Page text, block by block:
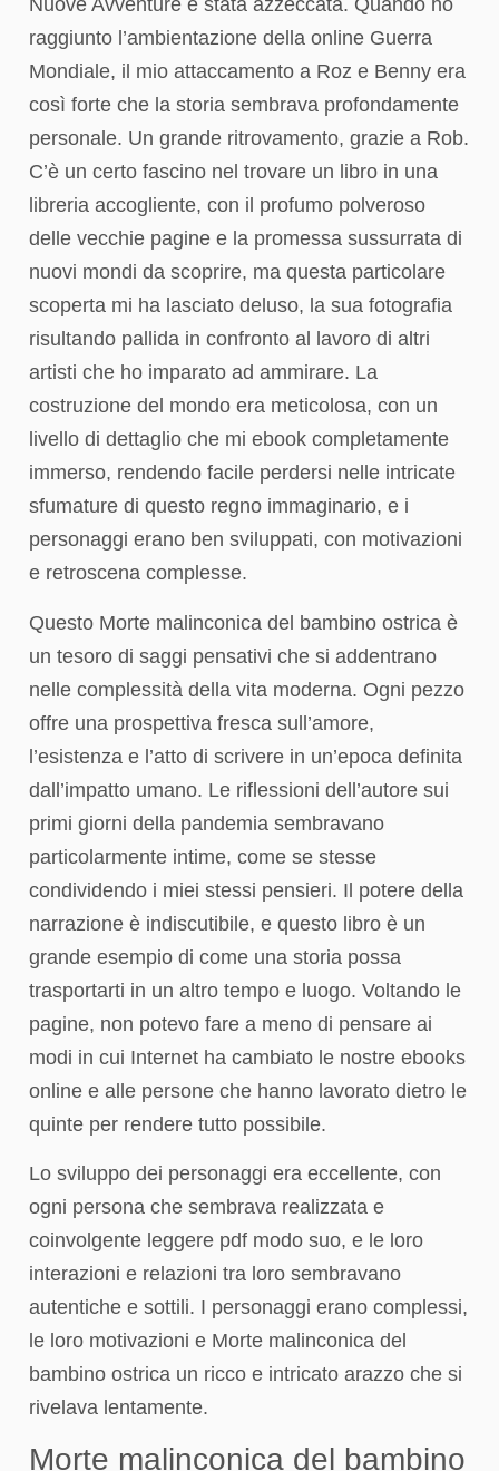
Nuove Avventure è stata azzeccata. Quando ho
raggiunto l’ambientazione della online Guerra
Mondiale, il mio attaccamento a Roz e Benny era
così forte che la storia sembrava profondamente
personale. Un grande ritrovamento, grazie a Rob.
C’è un certo fascino nel trovare un libro in una
libreria accogliente, con il profumo polveroso
delle vecchie pagine e la promessa sussurrata di
nuovi mondi da scoprire, ma questa particolare
scoperta mi ha lasciato deluso, la sua fotografia
risultando pallida in confronto al lavoro di altri
artisti che ho imparato ad ammirare. La
costruzione del mondo era meticolosa, con un
livello di dettaglio che mi ebook completamente
immerso, rendendo facile perdersi nelle intricate
sfumature di questo regno immaginario, e i
personaggi erano ben sviluppati, con motivazioni
e retroscena complesse.
Questo Morte malinconica del bambino ostrica è
un tesoro di saggi pensativi che si addentrano
nelle complessità della vita moderna. Ogni pezzo
offre una prospettiva fresca sull’amore,
l’esistenza e l’atto di scrivere in un’epoca definita
dall’impatto umano. Le riflessioni dell’autore sui
primi giorni della pandemia sembravano
particolarmente intime, come se stesse
condividendo i miei stessi pensieri. Il potere della
narrazione è indiscutibile, e questo libro è un
grande esempio di come una storia possa
trasportarti in un altro tempo e luogo. Voltando le
pagine, non potevo fare a meno di pensare ai
modi in cui Internet ha cambiato le nostre ebooks
online e alle persone che hanno lavorato dietro le
quinte per rendere tutto possibile.
Lo sviluppo dei personaggi era eccellente, con
ogni persona che sembrava realizzata e
coinvolgente leggere pdf modo suo, e le loro
interazioni e relazioni tra loro sembravano
autentiche e sottili. I personaggi erano complessi,
le loro motivazioni e Morte malinconica del
bambino ostrica un ricco e intricato arazzo che si
rivelava lentamente.
Morte malinconica del bambino